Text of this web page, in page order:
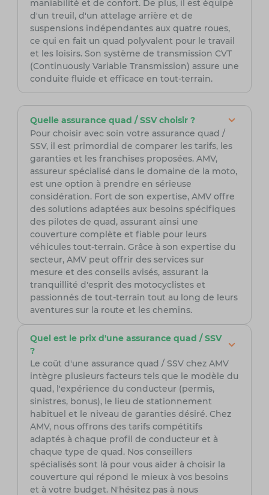
maniabilité et de confort. De plus, il est équipé
d'un treuil, d'un attelage arrière et de
suspensions indépendantes aux quatre roues,
ce qui en fait un quad polyvalent pour le travail
et les loisirs. Son système de transmission CVT
(Continuously Variable Transmission) assure une
conduite fluide et efficace en tout-terrain.
Quelle assurance quad / SSV choisir ?
Pour choisir avec soin votre assurance quad /
SSV, il est primordial de comparer les tarifs, les
garanties et les franchises proposées. AMV,
assureur spécialisé dans le domaine de la moto,
est une option à prendre en sérieuse
considération. Fort de son expertise, AMV offre
des solutions adaptées aux besoins spécifiques
des pilotes de quad, assurant ainsi une
couverture complète et fiable pour leurs
véhicules tout-terrain. Grâce à son expertise du
secteur, AMV peut offrir des services sur
mesure et des conseils avisés, assurant la
tranquillité d'esprit des motocyclistes et
passionnés de tout-terrain tout au long de leurs
aventures sur la route et les chemins.
Quel est le prix d'une assurance quad / SSV
?
Le coût d'une assurance quad / SSV chez AMV
intègre plusieurs facteurs tels que le modèle du
quad, l'expérience du conducteur (permis,
sinistres, bonus), le lieu de stationnement
habituel et le niveau de garanties désiré. Chez
AMV, nous offrons des tarifs compétitifs
adaptés à chaque profil de conducteur et à
chaque type de quad. Nos conseillers
spécialisés sont là pour vous aider à choisir la
couverture qui répond le mieux à vos besoins
et à votre budget. N'hésitez pas à nous